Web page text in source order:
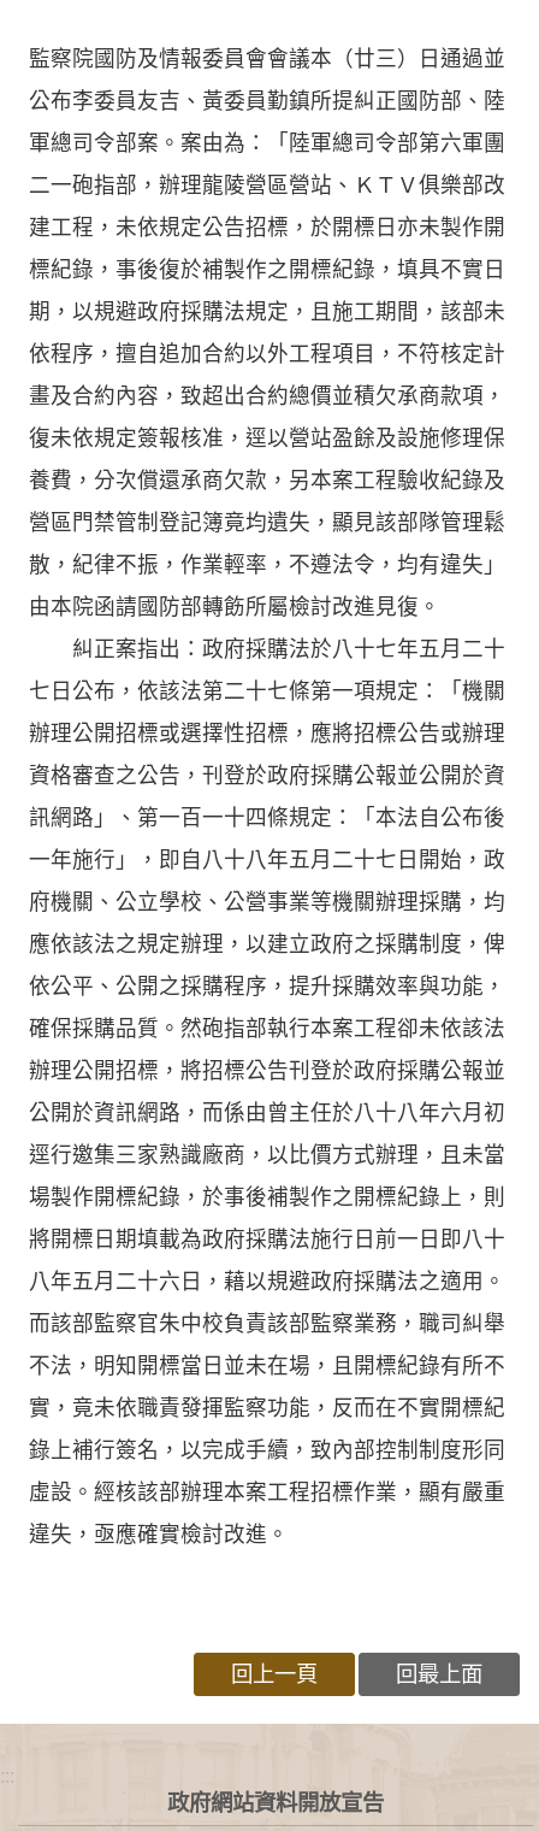
監察院國防及情報委員會會議本（廿三）日通過並
公布李委員友吉、黃委員勤鎮所提糾正國防部、陸
軍總司令部案。案由為：「陸軍總司令部第六軍團
二一砲指部，辦理龍陵營區營站、ＫＴＶ俱樂部改
建工程，未依規定公告招標，於開標日亦未製作開
標紀錄，事後復於補製作之開標紀錄，填具不實日
期，以規避政府採購法規定，且施工期間，該部未
依程序，擅自追加合約以外工程項目，不符核定計
畫及合約內容，致超出合約總價並積欠承商款項，
復未依規定簽報核准，逕以營站盈餘及設施修理保
養費，分次償還承商欠款，另本案工程驗收紀錄及
營區門禁管制登記簿竟均遺失，顯見該部隊管理鬆
散，紀律不振，作業輕率，不遵法令，均有違失」
由本院函請國防部轉飭所屬檢討改進見復。
糾正案指出：政府採購法於八十七年五月二十
七日公布，依該法第二十七條第一項規定：「機關
辦理公開招標或選擇性招標，應將招標公告或辦理
資格審查之公告，刊登於政府採購公報並公開於資
訊網路」、第一百一十四條規定：「本法自公布後
一年施行」，即自八十八年五月二十七日開始，政
府機關、公立學校、公營事業等機關辦理採購，均
應依該法之規定辦理，以建立政府之採購制度，俾
依公平、公開之採購程序，提升採購效率與功能，
確保採購品質。然砲指部執行本案工程卻未依該法
辦理公開招標，將招標公告刊登於政府採購公報並
公開於資訊網路，而係由曾主任於八十八年六月初
逕行邀集三家熟識廠商，以比價方式辦理，且未當
場製作開標紀錄，於事後補製作之開標紀錄上，則
將開標日期填載為政府採購法施行日前一日即八十
八年五月二十六日，藉以規避政府採購法之適用。
而該部監察官朱中校負責該部監察業務，職司糾舉
不法，明知開標當日並未在場，且開標紀錄有所不
實，竟未依職責發揮監察功能，反而在不實開標紀
錄上補行簽名，以完成手續，致內部控制制度形同
虛設。經核該部辦理本案工程招標作業，顯有嚴重
違失，亟應確實檢討改進。
回上一頁 回最上面
:::
政府網站資料開放宣告